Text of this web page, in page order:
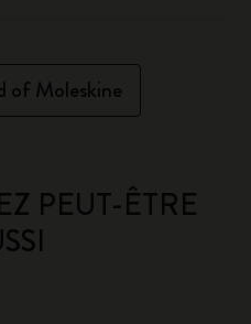
of Moleskine
PEUT-ÊTRE